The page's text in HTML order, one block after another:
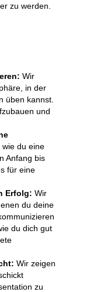
zu werden.
Wir
in der
üben kannst.
und
wie du eine
Anfang bis
für eine
Erfolg: Wir
du deine
du dich gut
Wir zeigen
zu